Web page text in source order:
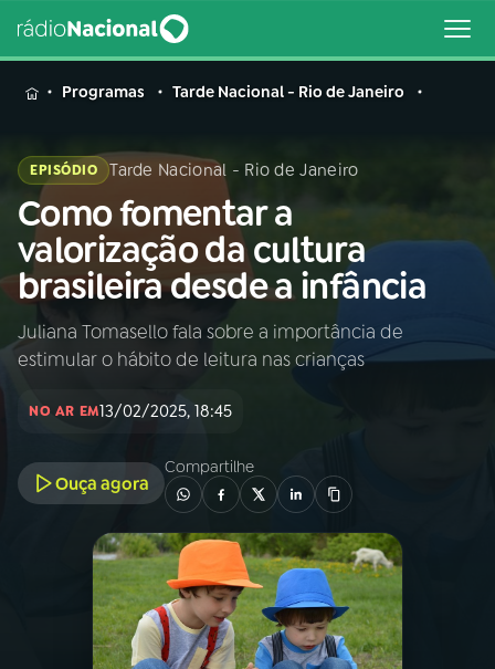
MENU
Buscar
na
Rádio
Nacional
Buscar
AO VIVO
INÍCIO
A RÁDIO
PROGRAMAÇÃO
PROGRAMAS
Programas Tarde Nacional - Rio de Janeiro
EPISÓDIO Tarde Nacional - Rio de Janeiro
Como fomentar a
valorização da cultura
brasileira desde a infância
Juliana Tomasello fala sobre a importância de
estimular o hábito de leitura nas crianças
NO AR EM13/02/2025, 18:45
Ouça agora
Compartilhe